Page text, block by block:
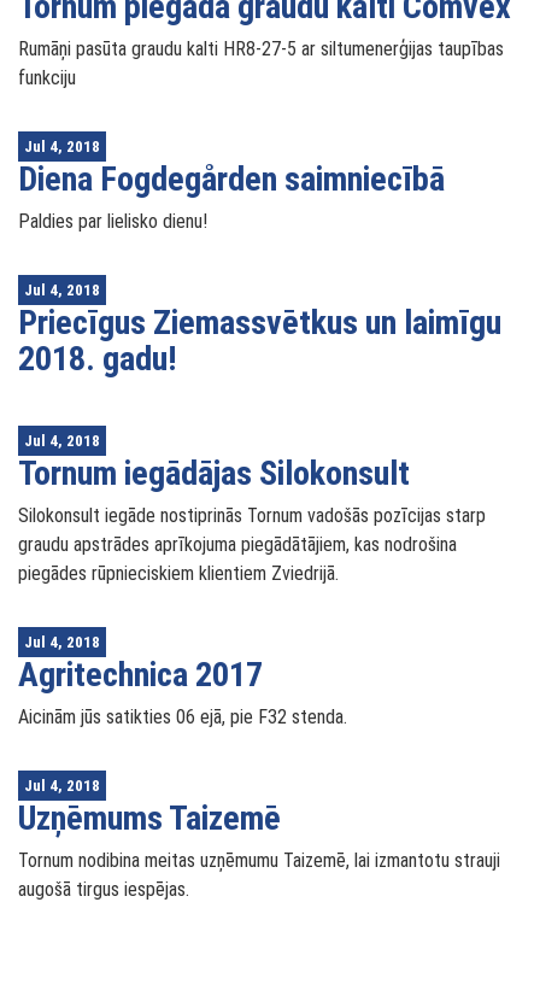
Rumāņi pasūta graudu kalti HR8-27-5 ar siltumenerģijas taupības
funkciju
Jul 4, 2018
Diena Fogdegården saimniecībā
Paldies par lielisko dienu!
Jul 4, 2018
Priecīgus Ziemassvētkus un laimīgu
2018. gadu!
Jul 4, 2018
Tornum iegādājas Silokonsult
Silokonsult iegāde nostiprinās Tornum vadošās pozīcijas starp
graudu apstrādes aprīkojuma piegādātājiem, kas nodrošina
piegādes rūpnieciskiem klientiem Zviedrijā.
Jul 4, 2018
Agritechnica 2017
Aicinām jūs satikties 06 ejā, pie F32 stenda.
Jul 4, 2018
Uzņēmums Taizemē
Tornum nodibina meitas uzņēmumu Taizemē, lai izmantotu strauji
augošā tirgus iespējas.